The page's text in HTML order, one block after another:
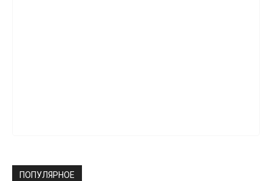
ПОПУЛЯРНОЕ